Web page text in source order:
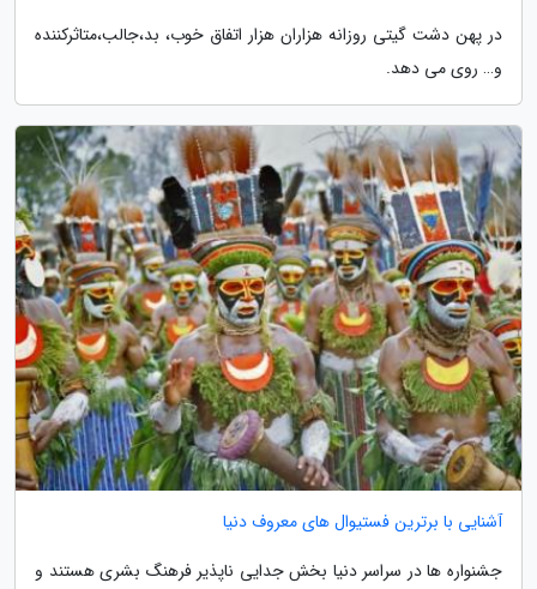
در پهن دشت گیتی روزانه هزاران هزار اتفاق خوب، بد،جالب،متاثرکننده
و… روی می دهد.
آشنایی با برترین فستیوال های معروف دنیا
جشنواره ها در سراسر دنیا بخش جدایی ناپذیر فرهنگ بشری هستند و